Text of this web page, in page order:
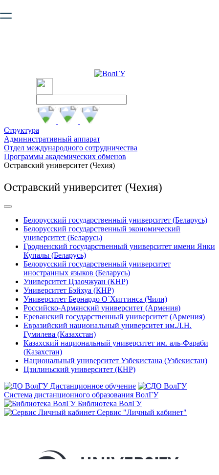
безопасную работу с сайтом. Пожалуйста
Структура
Административный аппарат
Отдел международного сотрудничества
Программы академических обменов
Остравский университет (Чехия)
Остравский университет (Чехия)
Белорусский государственный университет (Беларусь)
Белорусский государственный экономический
университет (Беларусь)
Гродненский государственный университет имени Янки
Купалы (Беларусь)
Белорусский государственный университет
иностранных языков (Беларусь)
Университет Цзаочжуан (КНР)
Университет Бэйхуа (КНР)
Университет Бернардо О`Хиггинса (Чили)
Российско-Армянский университет (Армения)
Ереванский государственный университет (Армения)
Евразийский национальный университет им.Л.Н.
Гумилева (Казахстан)
Казахский национальный университет им. аль-Фараби
(Казахстан)
Национальный университет Узбекистана (Узбекистан)
Цзилиньский университет (КНР)
Дистанционное обучение
Система дистанционного образования ВолГУ
Библиотека ВолГУ
Сервис "Личный кабинет"